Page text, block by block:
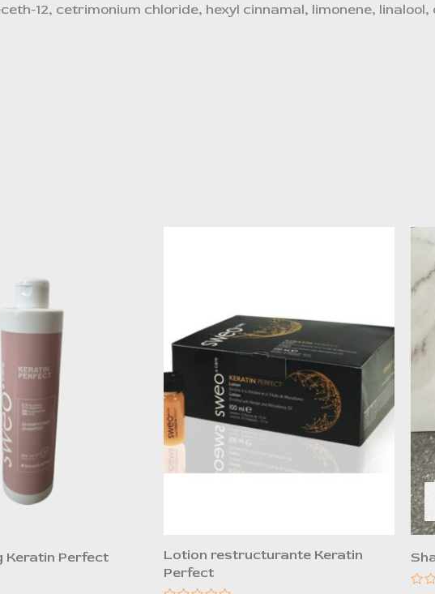
12, cetrimonium chloride, hexyl cinnamal, limonene, linalool,
Keratin Perfect
Lotion restructurante Keratin
Perfect